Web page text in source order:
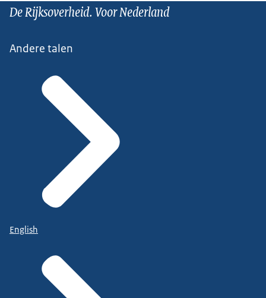
De Rijksoverheid. Voor Nederland
Andere talen
English